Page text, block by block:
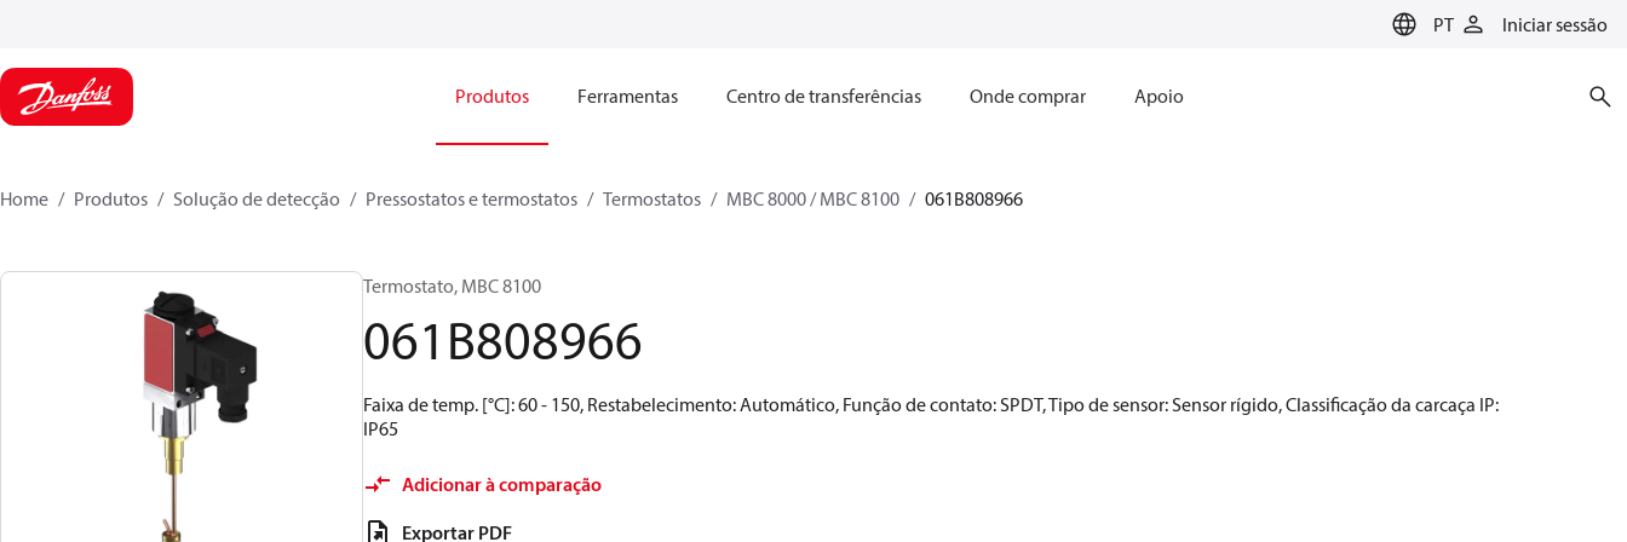
PT Iniciar sessão
Produtos Ferramentas Centro de transferências Onde comprar Apoio
Home Produtos Solução de detecção Pressostatos e termostatos Termostatos MBC 8000 / MBC 8100 061B808966
Termostato, MBC 8100
061B808966
Faixa de temp. [°C]: 60 - 150, Restabelecimento: Automático, Função de contato: SPDT, Tipo de sensor: Sensor rígido, Classificação da carcaça IP:
IP65
Adicionar à comparação
Exportar PDF